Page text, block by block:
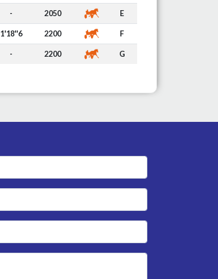
- 2050 E
1'18''6 2200 F
- 2200 G